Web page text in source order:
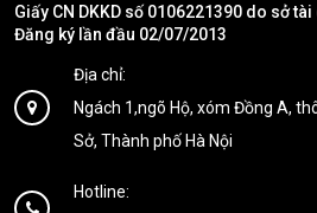
Giấy CN DKKD số 0106221390 do sở
Đăng ký lần đầu 02/07/2013
Địa chỉ:
Ngách 1,ngõ Hộ, xóm Đồng A,
Sở, Thành phố Hà Nội
Hotline: